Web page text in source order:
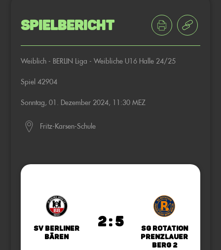
Spielbericht
Weiblich - BERLIN Liga - Weibliche U16 Halle 24/25
Spiel 42904
Sonntag, 01. Dezember 2024, 11:30 MEZ
Fritz-Karsen-Schule
SV Berliner
Bären
2 : 5
SG Rotation
Prenzlauer
Berg 2